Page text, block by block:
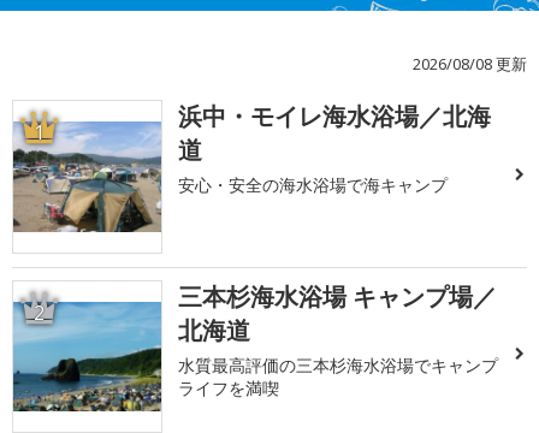
2026/08/08 更新
1
浜中・モイレ海水浴場／北海
道
安心・安全の海水浴場で海キャンプ
2
三本杉海水浴場 キャンプ場／
北海道
水質最高評価の三本杉海水浴場でキャンプ
ライフを満喫